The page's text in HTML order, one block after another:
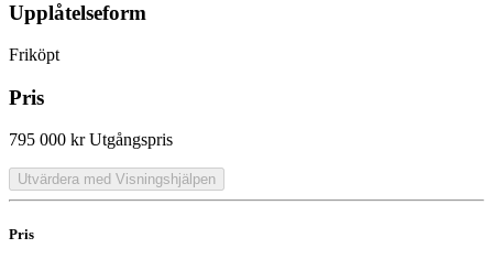
Upplåtelseform
Friköpt
Pris
795 000 kr Utgångspris
Utvärdera med Visningshjälpen
Pris